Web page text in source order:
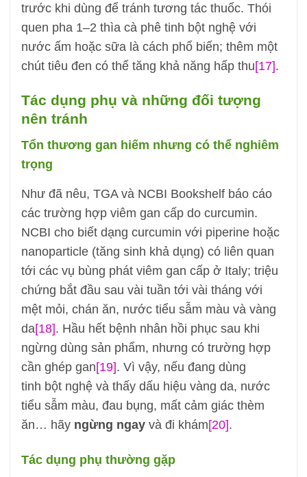
trước khi dùng để tránh tương tác thuốc. Thói
quen pha 1–2 thìa cà phê tinh bột nghệ với
nước ấm hoặc sữa là cách phổ biến; thêm một
chút tiêu đen có thể tăng khả năng hấp thu[17].
Tác dụng phụ và những đối tượng
nên tránh
Tổn thương gan hiếm nhưng có thể nghiêm
trọng
Như đã nêu, TGA và NCBI Bookshelf báo cáo
các trường hợp viêm gan cấp do curcumin.
NCBI cho biết dạng curcumin với piperine hoặc
nanoparticle (tăng sinh khả dụng) có liên quan
tới các vụ bùng phát viêm gan cấp ở Italy; triệu
chứng bắt đầu sau vài tuần tới vài tháng với
mệt mỏi, chán ăn, nước tiểu sẫm màu và vàng
da[18]. Hầu hết bệnh nhân hồi phục sau khi
ngừng dùng sản phẩm, nhưng có trường hợp
cần ghép gan[19]. Vì vậy, nếu đang dùng
tinh bột nghệ và thấy dấu hiệu vàng da, nước
tiểu sẫm màu, đau bụng, mất cảm giác thèm
ăn… hãy ngừng ngayvà đi khám[20].
Tác dụng phụ thường gặp